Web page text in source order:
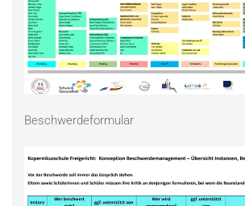
Beschwerdeformular